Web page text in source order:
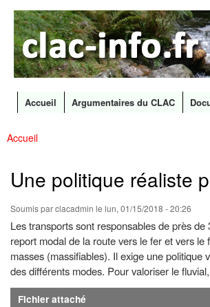
CLAC
Info
Les
grands
canaux
en
Menu principal
Accueil Argumentaires du CLAC
Accueil
Une politique réaliste
Soumis parclacadmin le lun, 01/15/2018 - 20:26
Les transports sont responsables de près
report modal de la route vers le fer et vers
masses (massifiables). Il exige une politique
des différents modes. Pour valoriser le
Fichier attaché